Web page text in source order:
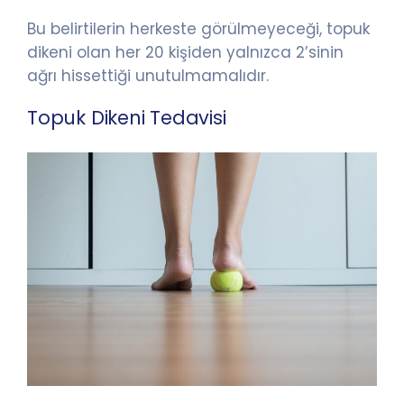
Bu belirtilerin herkeste görülmeyeceği, topuk
dikeni olan her 20 kişiden yalnızca 2’sinin
ağrı hissettiği unutulmamalıdır.
Topuk Dikeni Tedavisi